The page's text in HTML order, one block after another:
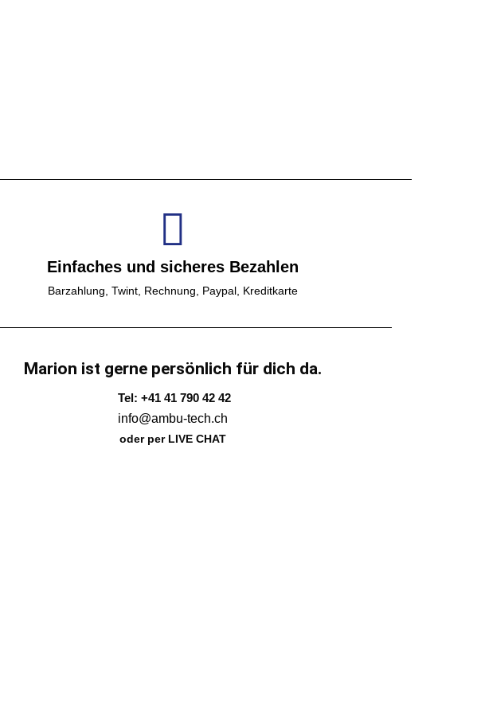
Einfaches und sicheres Bezahlen
Barzahlung, Twint, Rechnung, Paypal, Kreditkarte
Marion ist gerne persönlich für dich da.
Tel: +41 41 790 42 42
info@ambu-tech.ch
oder per LIVE CHAT